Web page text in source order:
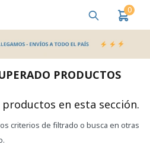
0
PRODUCTOS
productos en esta sección.
criterios de filtrado o busca en otras
MI CUENTA
Salud